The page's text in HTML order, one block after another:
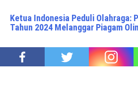
Ketua Indonesia Peduli Olahraga:
Tahun 2024 Melanggar Piagam